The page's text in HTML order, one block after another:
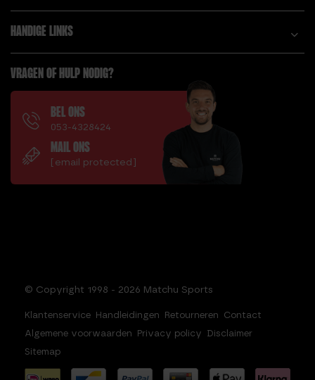
HANDIGE LINKS
VRAGEN OF HULP NODIG?
BEL ONS
053-4328424
MAIL ONS
[email protected]
© Copyright 1998 - 2026 Matchu Sports
Klantenservice Handleidingen Retourneren Contact
Algemene voorwaarden Privacy policy Disclaimer
Sitemap